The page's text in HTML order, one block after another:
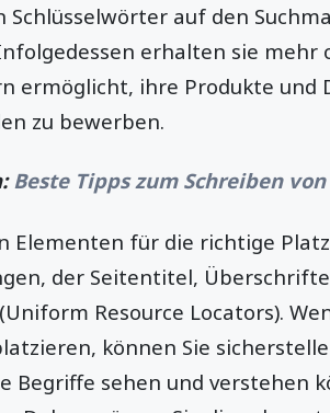
auf den
erhalten sie mehr
ermöglicht, ihre Produkte und
zu bewerben.
Beste Tipps zum Schreiben
Elementen für die richtige
der Seitentitel,
Resource Locators).
können Sie
Begriffe sehen und verstehen